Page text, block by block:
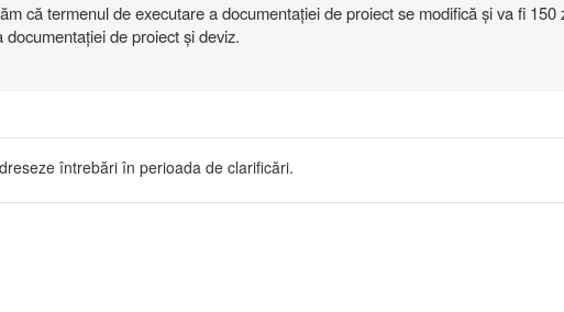
că termenul de executare a documentației de proiect se modifică și va fi 150
documentației de proiect și deviz.
întrebări în perioada de clarificări.